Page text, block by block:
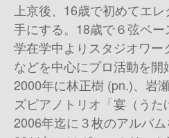
上京後、16歳で初めてエ
手にする。18歳で６弦ベ
学在学中よりスタジオワ
などを中心にプロ活動を開
2000年に林正樹 (pn.)、岩
ズピアノトリオ「宴（うた
2006年迄に３枚のアルバム